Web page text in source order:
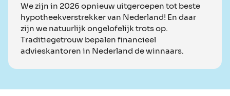
We zijn in 2026 opnieuw uitgeroepen tot beste
hypotheekverstrekker van Nederland! En daar
zijn we natuurlijk ongelofelijk trots op.
Traditiegetrouw bepalen financieel
advieskantoren in Nederland de winnaars.